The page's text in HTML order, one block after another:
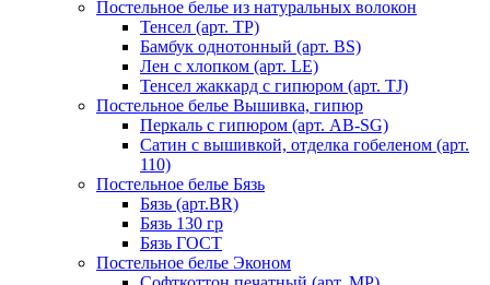
Постельное белье из натуральных волокон
Тенсел (арт. ТР)
Бамбук однотонный (арт. BS)
Лен с хлопком (арт. LE)
Тенсел жаккард с гипюром (арт. TJ)
Постельное белье Вышивка, гипюр
Перкаль с гипюром (арт. AB-SG)
Сатин с вышивкой, отделка гобеленом (арт.
110)
Постельное белье Бязь
Бязь (арт.BR)
Бязь 130 гр
Бязь ГОСТ
Постельное белье Эконом